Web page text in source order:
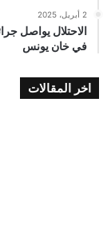
2 أبريل، 2025
في خان يونس
اخر المقالات